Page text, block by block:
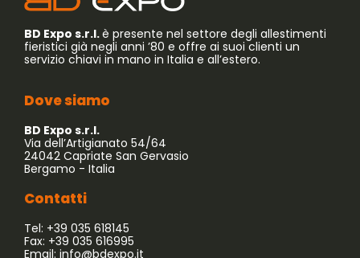
BD Expo s.r.l.è presente nel settore degli allestimenti
fieristici già negli anni ’80 e offre ai suoi clienti un
servizio chiavi in mano in Italia e all’estero.
Dove siamo
BD Expo s.r.l.
Via dell’Artigianato 54/64
24042 Capriate San Gervasio
Bergamo - Italia
Contatti
Tel: +39 035 618145
Fax: +39 035 616995
Email: info@bdexpo.it